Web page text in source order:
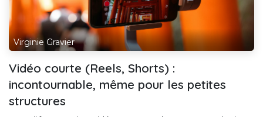
Virginie Gravier
Vidéo courte (Reels, Shorts) :
incontournable, même pour les petites
structures